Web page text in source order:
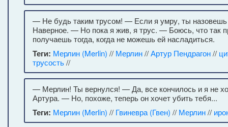
— Не будь таким трусом! — Если я умру, ты
Наверное. — Но пока я жив, я трус. — Боюсь, что так
получаешь тогда, когда не можешь ей насладиться.
Теги: Мерлин (Merlin) // Мерлин//Артур Пендрагон//
трусость//
— Мерлин! Ты вернулся! — Да, все кончилось и я не
Артура. — Но, похоже, теперь он хочет убить тебя...
Теги: Мерлин (Merlin) // Гвиневра (Гвен) // Мерлин//